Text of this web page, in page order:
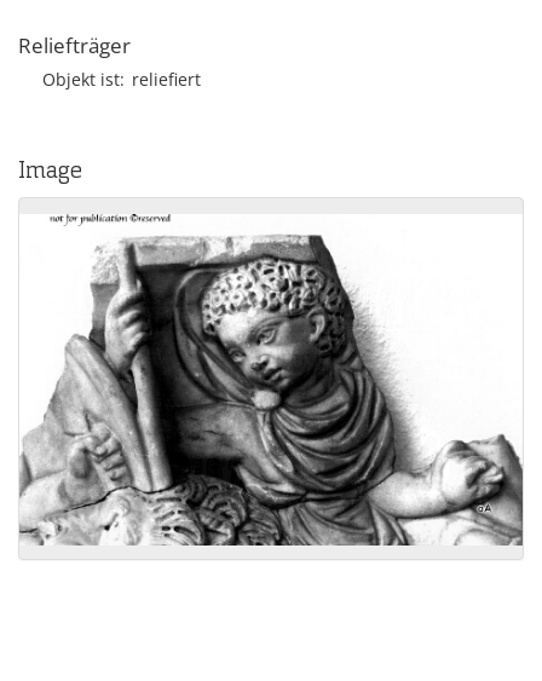
Reliefträger
Objekt ist reliefiert
Image